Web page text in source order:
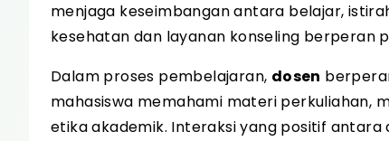
menjaga keseimbangan antara belajar,
kesehatan dan layanan konseling berperan
Dalam proses pembelajaran, dosen
mahasiswa memahami materi perkuliahan,
etika akademik. Interaksi yang positif